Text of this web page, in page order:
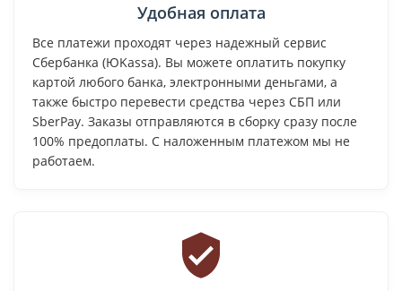
Удобная оплата
Все платежи проходят через надежный сервис
Сбербанка (ЮKassa). Вы можете оплатить покупку
картой любого банка, электронными деньгами, а
также быстро перевести средства через СБП или
SberPay. Заказы отправляются в сборку сразу после
100% предоплаты. С наложенным платежом мы не
работаем.